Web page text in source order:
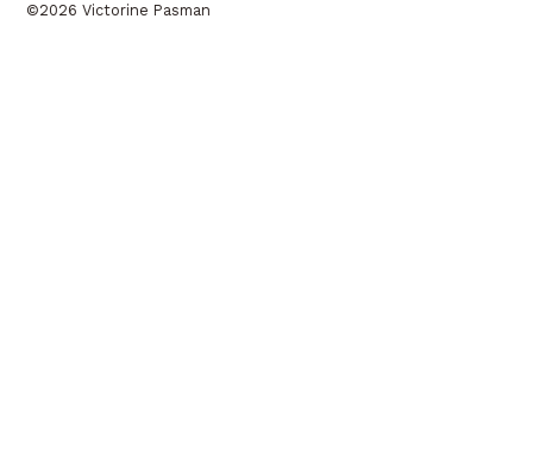
©2026 Victorine Pasman